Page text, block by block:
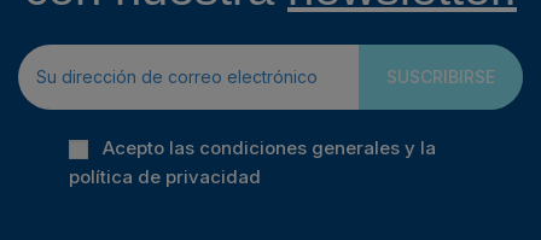
SUSCRIBIRSE
Acepto las condiciones generales y la
política de privacidad